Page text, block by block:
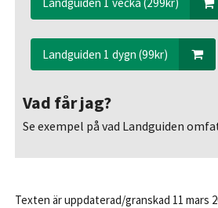
Landguiden 1 vecka (299kr)
Landguiden 1 dygn (99kr)
Vad får jag?
Se exempel på vad Landguiden
Texten är uppdaterad/granskad 11 mars